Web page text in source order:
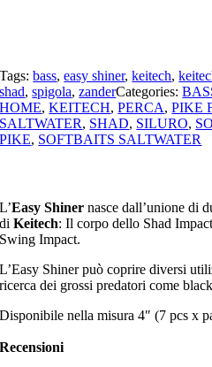
Tags:bass,easy shiner,keitech,
shad,spigola,zanderCategories:
HOME,KEITECH,PERCA,PIKE
SALTWATER, SHAD, SILURO,
PIKE, SOFTBAITS SALTWATER
L’Easy Shiner nasce dall’unione di
diKeitech: Il corpo dello Shad
Swing Impact.
L’Easy Shiner può coprire diversi
ricerca dei grossi predatori come
Disponibile nella misura 4″ (7 pcs x
Recensioni